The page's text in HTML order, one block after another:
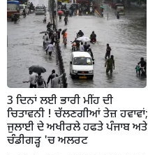
3 ਦਿਨਾਂ ਲਈ ਭਾਰੀ ਮੀਂਹ ਦੀ
ਚਿਤਾਵਨੀ ! ਚੱਲਣਗੀਆਂ ਤੇਜ਼ ਹਵਾਵਾਂ;
ਜੁਲਾਈ ਦੇ ਅਖੀਰਲੇ ਹਫਤੇ ਪੰਜਾਬ ਅਤੇ
ਚੰਡੀਗੜ੍ਹ 'ਚ ਅਲਰਟ